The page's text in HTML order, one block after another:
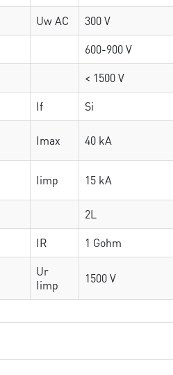
Uw AC
300 V
600-900 V
< 1500 V
If
Si
Imax 40 kA
Iimp 15 kA
2L
IR 1 Gohm
Ur
Iimp
1500 V